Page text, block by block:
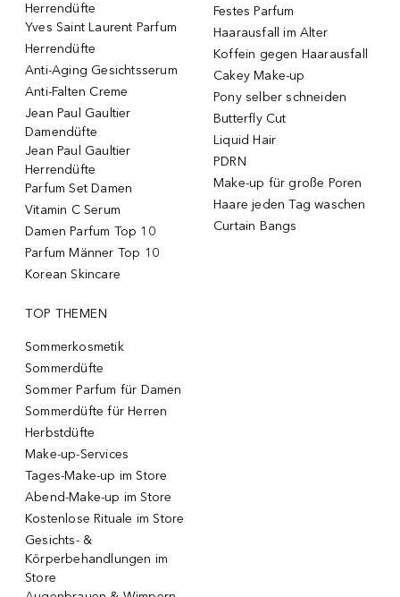
Herrendüfte
Yves Saint Laurent Parfum
Herrendüfte
Anti-Aging Gesichtsserum
Anti-Falten Creme
Jean Paul Gaultier
Damendüfte
Jean Paul Gaultier
Herrendüfte
Parfum Set Damen
Vitamin C Serum
Damen Parfum Top 10
Parfum Männer Top 10
Korean Skincare
Festes Parfum
Haarausfall im Alter
Koffein gegen Haarausfall
Cakey Make-up
Pony selber schneiden
Butterfly Cut
Liquid Hair
PDRN
Make-up für große Poren
Haare jeden Tag waschen
Curtain Bangs
TOP THEMEN
Sommerkosmetik
Sommerdüfte
Sommer Parfum für Damen
Sommerdüfte für Herren
Herbstdüfte
Make-up-Services
Tages-Make-up im Store
Abend-Make-up im Store
Kostenlose Rituale im Store
Gesichts- &
Körperbehandlungen im
Store